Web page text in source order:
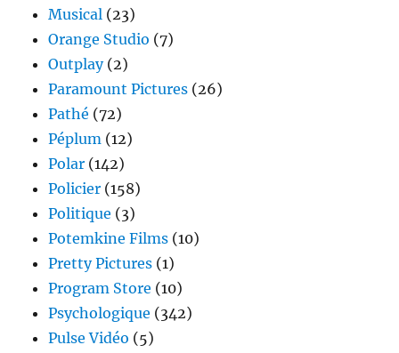
Musical (23)
Orange Studio (7)
Outplay(2)
Paramount Pictures (26)
Pathé (72)
Péplum (12)
Polar (142)
Policier (158)
Politique (3)
Potemkine Films (10)
Pretty Pictures (1)
Program Store (10)
Psychologique (342)
Pulse Vidéo (5)